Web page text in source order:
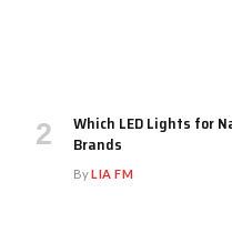
Which LED Lights for
Brands
ByLIA FM